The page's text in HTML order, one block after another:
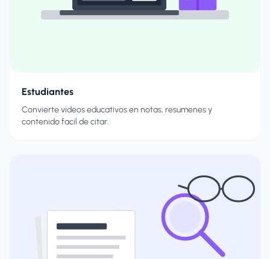
Estudiantes
Convierte videos educativos en notas, resumenes y
contenido facil de citar.